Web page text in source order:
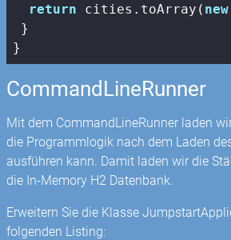
return cities.toArray( new
}
}
CommandLineRunner
Mit dem CommandLineRunner laden
die Programmlogik nach dem Laden
ausführen kann. Damit laden wir die
die In-Memory H2 Datenbank.
Erweitern Sie die Klasse
folgenden Listing: